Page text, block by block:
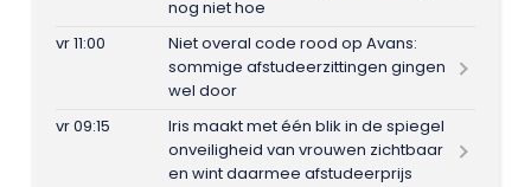
nog niet hoe
vr 11:00
Niet overal code rood op Avans:
sommige afstudeerzittingen gingen
wel door
vr 09:15
Iris maakt met één blik in de spiegel
onveiligheid van vrouwen zichtbaar
en wint daarmee afstudeerprijs